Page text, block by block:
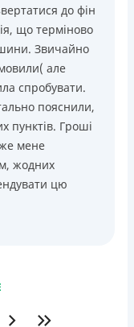
до фін
що терміново
Звичайно
але
спробувати.
пояснили,
пунктів. Гроші
мене
жодних
цю